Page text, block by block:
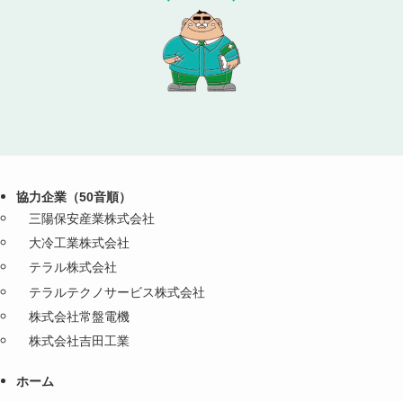
協力企業（50音順）
三陽保安産業株式会社
大冷工業株式会社
テラル株式会社
テラルテクノサービス株式会社
株式会社常盤電機
株式会社吉田工業
ホーム